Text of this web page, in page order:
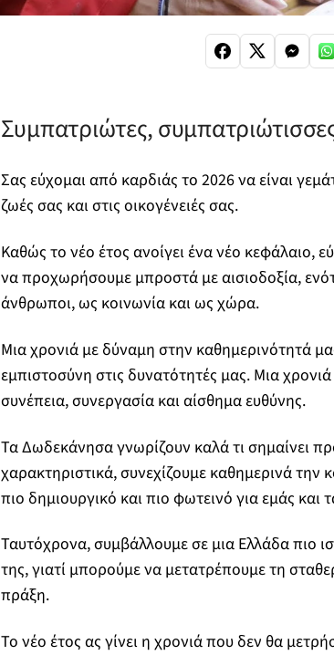
Συμπατριώτες,
Σας εύχομαι από καρδιάς το 2026 να είναι
ζωές σας και στις οικογένειές σας.
Καθώς το νέο έτος ανοίγει ένα νέο κεφάλαιο,
να προχωρήσουμε μπροστά με αισιοδοξία,
άνθρωποι, ως κοινωνία και ως χώρα.
Μια χρονιά με δύναμη στην καθημερινότητά
εμπιστοσύνη στις δυνατότητές μας. Μια
συνέπεια, συνεργασία και αίσθημα ευθύνης.
Τα Δωδεκάνησα γνωρίζουν καλά τι σημαίνει
χαρακτηριστικά, συνεχίζουμε καθημερινά
πιο δημιουργικό και πιο φωτεινό για εμάς και
Ταυτόχρονα, συμβάλλουμε σε μια Ελλάδα πιο
της, γιατί μπορούμε να μετατρέπουμε τη
πράξη.
Το νέο έτος ας γίνει η χρονιά που δεν θα